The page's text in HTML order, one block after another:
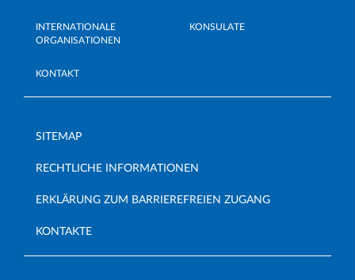
INTERNATIONALE
ORGANISATIONEN
KONSULATE
KONTAKT
SITEMAP
RECHTLICHE INFORMATIONEN
ERKLÄRUNG ZUM BARRIEREFREIEN ZUGANG
KONTAKTE